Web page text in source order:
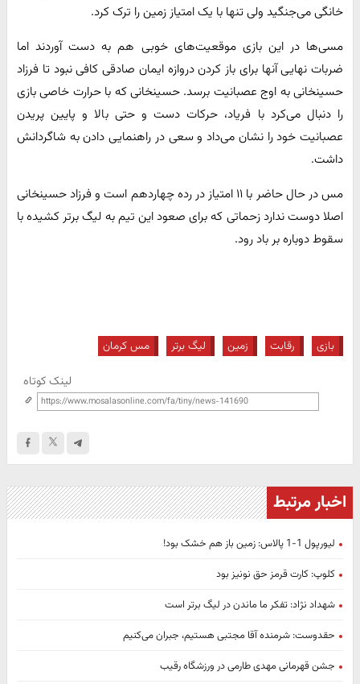
خانگی می‌جنگید ولی تنها با یک امتیاز زمین را ترک کرد.
مسی‌ها در این بازی موقعیت‌های خوبی هم به دست آوردند اما
ضربات نهایی آنها برای باز کردن دروازه ایمان صادقی کافی نبود تا فرزاد
حسینخانی به اوج عصبانیت برسد. حسینخانی که با حرارت خاصی بازی
را دنبال می‌کرد با فریاد، حرکات دست و حتی بالا و پایین پریدن
عصبانیت خود را نشان می‌داد و سعی در راهنمایی دادن به شاگردانش
داشت.
مس در حال حاضر با ۱۱ امتیاز در رده چهاردهم است و فرزاد حسینخانی
اصلا دوست ندارد زحماتی که برای صعود این تیم به لیگ برتر کشیده با
سقوط دوباره بر باد رود.
بازی رقابت زمین لیگ برتر مس کرمان
لینک کوتاه
اخبار مرتبط
لیورپول 1-1 پالاس: زمین باز هم خشک بود!
کلوپ: کارت قرمز حق نونیز بود
شهداد نژاد: تفکر ما ماندن در لیگ برتر است
حقدوست: شرمنده آقا مجتبی هستیم، جبران می‌کنیم
جشن قهرمانی مهدی طارمی در ورزشگاه رقیب